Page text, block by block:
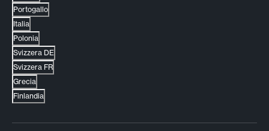
Portogallo
Italia
Polonia
Svizzera DE
Svizzera FR
Grecia
Finlandia